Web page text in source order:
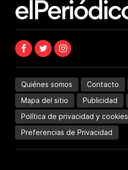
Quiénes somos Contacto
Mapa del sitio
Publicidad
Política de privacidad y cookies
Preferencias de Privacidad